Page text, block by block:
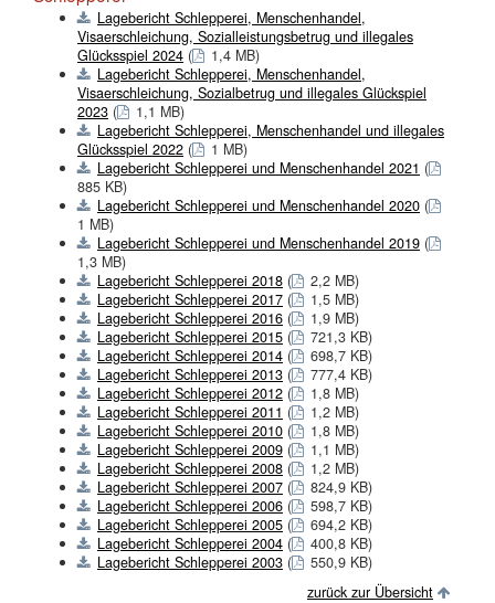
Lagebericht Schlepperei, Menschenhandel,
Visaerschleichung, Sozialleistungsbetrug und illegales
Glücksspiel 2024 (
1,4 MB)
Lagebericht Schlepperei, Menschenhandel,
Visaerschleichung, Sozialbetrug und illegales Glückspiel
2023 (
1,1 MB)
Lagebericht Schlepperei, Menschenhandel und illegales
Glücksspiel 2022 (
1 MB)
Lagebericht Schlepperei und Menschenhandel 2021 (
885 KB)
Lagebericht Schlepperei und Menschenhandel 2020 (
1 MB)
Lagebericht Schlepperei und Menschenhandel 2019 (
1,3 MB)
Lagebericht Schlepperei 2018 (
2,2 MB)
Lagebericht Schlepperei 2017 (
1,5 MB)
Lagebericht Schlepperei 2016 (
1,9 MB)
Lagebericht Schlepperei 2015 (
721,3 KB)
Lagebericht Schlepperei 2014 (
698,7 KB)
Lagebericht Schlepperei 2013 (
777,4 KB)
Lagebericht Schlepperei 2012 (
1,8 MB)
Lagebericht Schlepperei 2011 (
1,2 MB)
Lagebericht Schlepperei 2010 (
1,8 MB)
Lagebericht Schlepperei 2009 (
1,1 MB)
Lagebericht Schlepperei 2008 (
1,2 MB)
Lagebericht Schlepperei 2007 (
824,9 KB)
Lagebericht Schlepperei 2006 (
598,7 KB)
Lagebericht Schlepperei 2005 (
694,2 KB)
Lagebericht Schlepperei 2004 (
400,8 KB)
Lagebericht Schlepperei 2003 (
550,9 KB)
zurück zur Übersicht